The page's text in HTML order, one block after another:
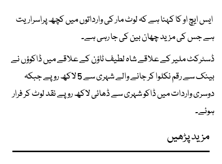
ایس ایچ او کا کہنا ہے کہ لوٹ مار کی وارداتوں میں کچھ پراسراریت
ہے جس کی مزید چھان بین کی جا رہی ہے۔
ڈسٹرکٹ ملیر کے علاقے شاہ لطیف ٹاؤن کے علاقے میں ڈاکوؤں نے
بینک سے رقم نکلوا کر جانے والے شہری سے 5 لاکھ روپے جبکہ
دوسری واردات میں ڈاکو شہری سے ڈھائی لاکھ روپے نقد لوٹ کر فرار
ہوئے۔
مزید پڑھیں